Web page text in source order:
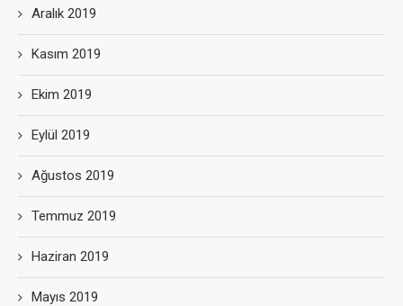
Aralık 2019
Kasım 2019
Ekim 2019
Eylül 2019
Ağustos 2019
Temmuz 2019
Haziran 2019
Mayıs 2019